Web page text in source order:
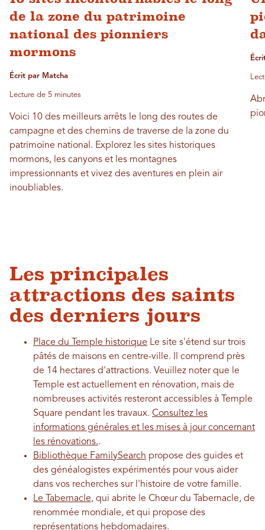
de la zone du patrimoine
national des pionniers
mormons
Écrit par Matcha
Lecture de 5 minutes
Voici 10 des meilleurs arrêts le long des routes de
campagne et des chemins de traverse de la zone du
patrimoine national. Explorez les sites historiques
mormons, les canyons et les montagnes
impressionnants et vivez des aventures en plein air
inoubliables.
Les principales
attractions des saints
des derniers jours
Place du Temple historique Le site s'étend sur trois
pâtés de maisons en centre-ville. Il comprend près
de 14 hectares d'attractions. Veuillez noter que le
Temple est actuellement en rénovation, mais de
nombreuses activités resteront accessibles à Temple
Square pendant les travaux. Consultez les
informations générales et les mises à jour concernant
les rénovations..
Bibliothèque FamilySearch propose des guides et
des généalogistes expérimentés pour vous aider
dans vos recherches sur l'histoire de votre famille.
Le Tabernacle, qui abrite le Chœur du Tabernacle, de
renommée mondiale, et qui propose des
représentations hebdomadaires.